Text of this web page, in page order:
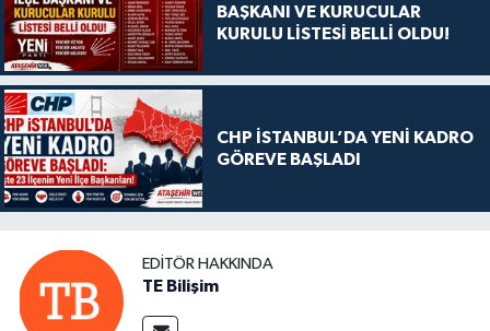
BAŞKANI VE KURUCULAR
KURULU LİSTESİ BELLİ OLDU!
CHP İSTANBUL’DA YENİ KADRO
GÖREVE BAŞLADI
EDITÖR HAKKINDA
TE Bilişim